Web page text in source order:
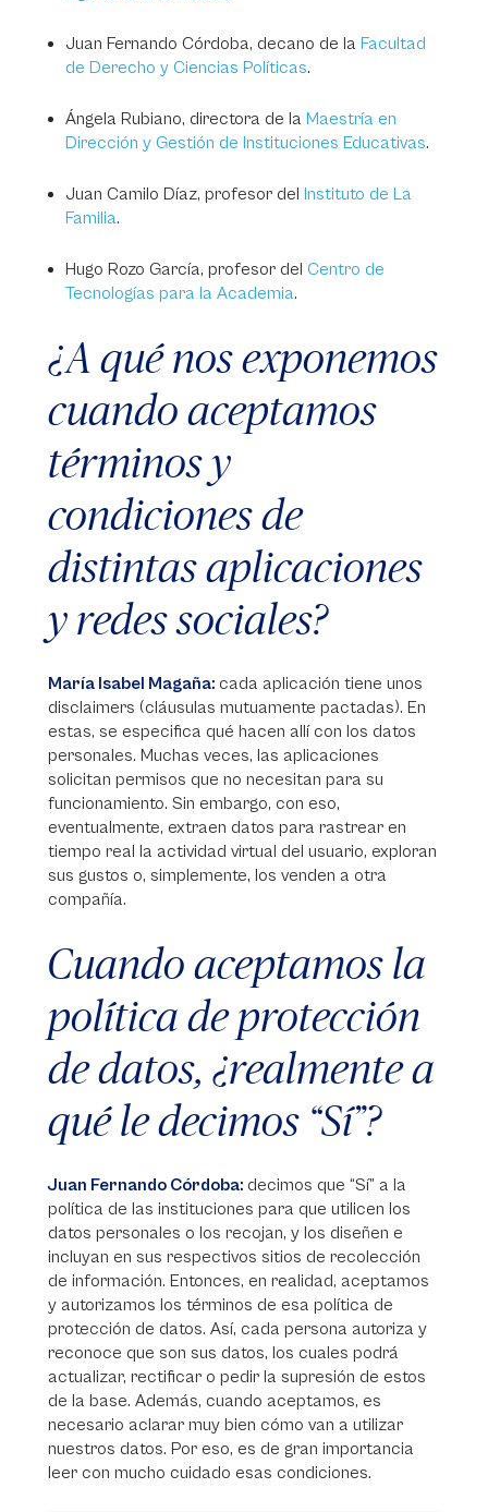
Juan Fernando Córdoba, decano de la Facultad
de Derecho y Ciencias Políticas.
Ángela Rubiano, directora de la Maestría en
Dirección y Gestión de Instituciones Educativas.
Juan Camilo Díaz, profesor del Instituto de La
Familia.
Hugo Rozo García, profesor del Centro de
Tecnologías para la Academia.
¿A qué nos exponemos
cuando aceptamos
términos y
condiciones de
distintas aplicaciones
y redes sociales?
María Isabel Magaña: cada aplicación tiene unos
disclaimers (cláusulas mutuamente pactadas). En
estas, se especifica qué hacen allí con los datos
personales. Muchas veces, las aplicaciones
solicitan permisos que no necesitan para su
funcionamiento. Sin embargo, con eso,
eventualmente, extraen datos para rastrear en
tiempo real la actividad virtual del usuario, exploran
sus gustos o, simplemente, los venden a otra
compañía.
Cuando aceptamos la
política de protección
de datos, ¿realmente a
qué le decimos “Sí”?
Juan Fernando Córdoba: decimos que “Sí” a la
política de las instituciones para que utilicen los
datos personales o los recojan, y los diseñen e
incluyan en sus respectivos sitios de recolección
de información. Entonces, en realidad, aceptamos
y autorizamos los términos de esa política de
protección de datos. Así, cada persona autoriza y
reconoce que son sus datos, los cuales podrá
actualizar, rectificar o pedir la supresión de estos
de la base. Además, cuando aceptamos, es
necesario aclarar muy bien cómo van a utilizar
nuestros datos. Por eso, es de gran importancia
leer con mucho cuidado esas condiciones.